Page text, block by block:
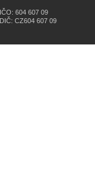
IČO: 604 607 09
DIČ: CZ604 607 09